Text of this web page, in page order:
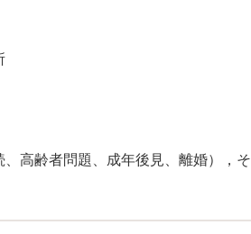
高齢者問題、成年後見、離婚），そ